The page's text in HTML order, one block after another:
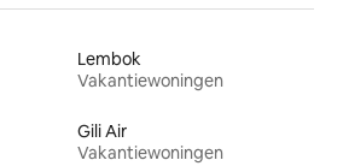
Lembok
Vakantiewoningen
Gili Air
Vakantiewoningen